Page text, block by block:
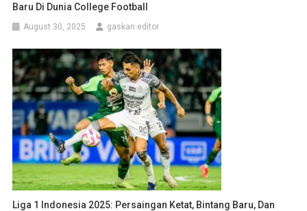
Baru Di Dunia College Football
August 30, 2025 gaskan editor
Liga 1 Indonesia 2025: Persaingan Ketat, Bintang Baru, Dan